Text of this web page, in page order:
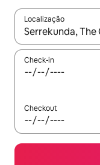
Localização
Quando os
Check-in
Checkout